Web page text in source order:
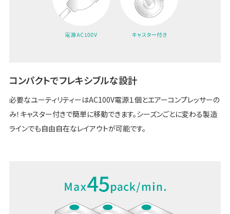
コンパクトでフレキシブルな設計
必要なユーティリティーはAC100V電源１個とエアーコンプレッサーの
み！キャスター付きで簡単に移動できます。シーズンごとに変わる製造
ラインでも自由自在なレイアウトが可能です。